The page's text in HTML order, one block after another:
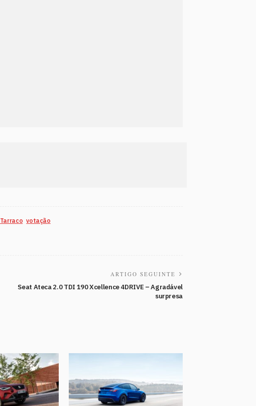
Tarraco votação
ARTIGO SEGUINTE
Seat Ateca 2.0 TDI 190 Xcellence 4DRIVE – Agradável
surpresa